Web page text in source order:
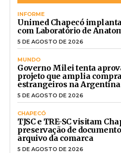
INFORME
Unimed Chapecó
com Laboratório de
5 DE AGOSTO DE 2026
MUNDO
Governo Milei tenta
projeto que amplia
estrangeiros na Argentina
5 DE AGOSTO DE 2026
CHAPECÓ
TJSC e TRE-SC visitam
preservação de
arquivo da comarca
5 DE AGOSTO DE 2026